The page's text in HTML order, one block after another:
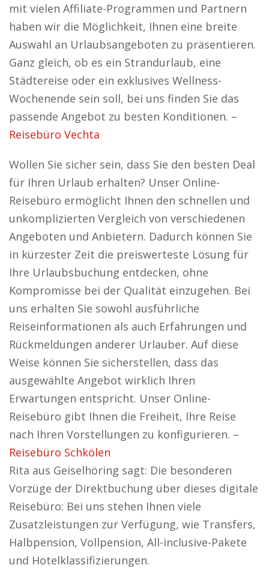
mit vielen Affiliate-Programmen und Partnern
haben wir die Möglichkeit, Ihnen eine breite
Auswahl an Urlaubsangeboten zu präsentieren.
Ganz gleich, ob es ein Strandurlaub, eine
Städtereise oder ein exklusives Wellness-
Wochenende sein soll, bei uns finden Sie das
passende Angebot zu besten Konditionen. –
Reisebüro Vechta
Wollen Sie sicher sein, dass Sie den besten Deal
für Ihren Urlaub erhalten? Unser Online-
Reisebüro ermöglicht Ihnen den schnellen und
unkomplizierten Vergleich von verschiedenen
Angeboten und Anbietern. Dadurch können Sie
in kürzester Zeit die preiswerteste Lösung für
Ihre Urlaubsbuchung entdecken, ohne
Kompromisse bei der Qualität einzugehen. Bei
uns erhalten Sie sowohl ausführliche
Reiseinformationen als auch Erfahrungen und
Rückmeldungen anderer Urlauber. Auf diese
Weise können Sie sicherstellen, dass das
ausgewählte Angebot wirklich Ihren
Erwartungen entspricht. Unser Online-
Reisebüro gibt Ihnen die Freiheit, Ihre Reise
nach Ihren Vorstellungen zu konfigurieren. –
Reisebüro Schkölen
Rita aus Geiselhöring sagt: Die besonderen
Vorzüge der Direktbuchung über dieses digitale
Reisebüro: Bei uns stehen Ihnen viele
Zusatzleistungen zur Verfügung, wie Transfers,
Halbpension, Vollpension, All-inclusive-Pakete
und Hotelklassifizierungen.